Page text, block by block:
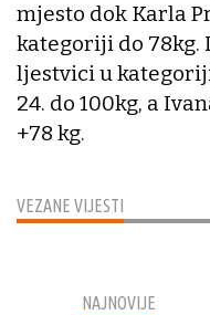
VEZANE VIJESTI
mjesto dok Karla
kategoriji do 78kg.
ljestvici u
24. do 100kg, a
+78 kg.
NAJNOVIJE